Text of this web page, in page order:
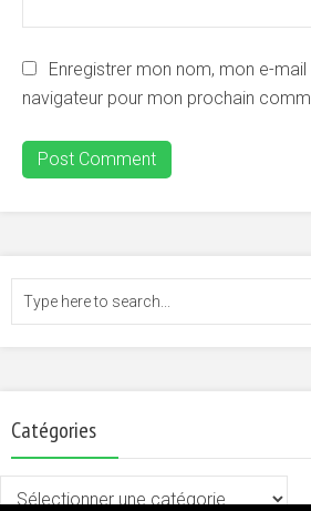
Enregistrer mon nom, mon e-
navigateur pour mon prochain
Catégories